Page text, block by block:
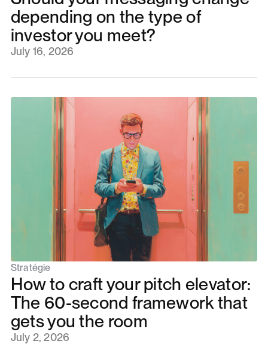
depending on the type of
investor you meet?
July 16, 2026
Stratégie
How to craft your pitch elevator:
The 60-second framework that
gets you the room
July 2, 2026